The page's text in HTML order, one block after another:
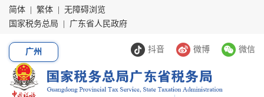
简体 繁体
无障碍浏览
国家税务总局
广东省人民政府
抖音 微博 微信
广州